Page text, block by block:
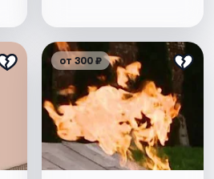
от 300 ₽